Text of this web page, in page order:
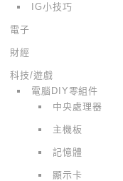
IG小技巧
電子
財經
科技/遊戲
電腦DIY零組件
中央處理器
主機板
記憶體
顯示卡